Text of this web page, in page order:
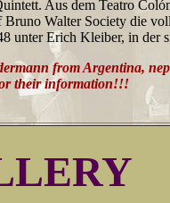
Aus dem Teatro
Walter Society die
unter Erich Kleiber, in der
from Argentina,
their information!!!